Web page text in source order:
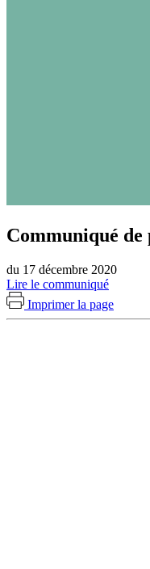
Communiqué de
du 17 décembre 2020
Lire le communiqué
Imprimer la page